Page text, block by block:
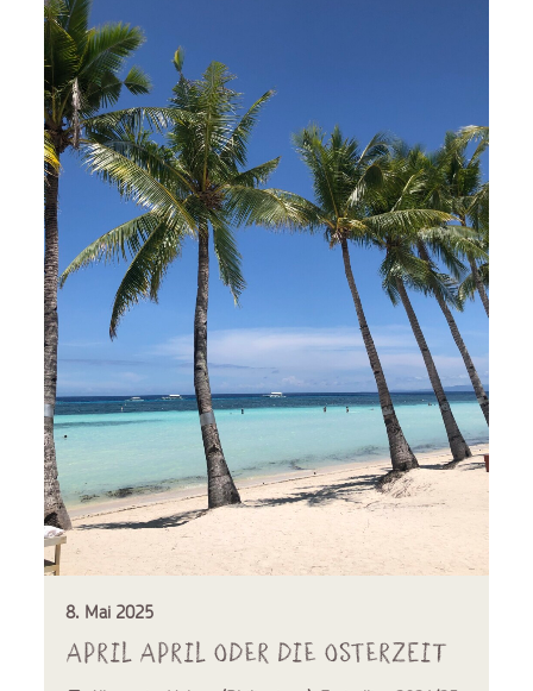
8. Mai 2025
April April oder die Osterzeit